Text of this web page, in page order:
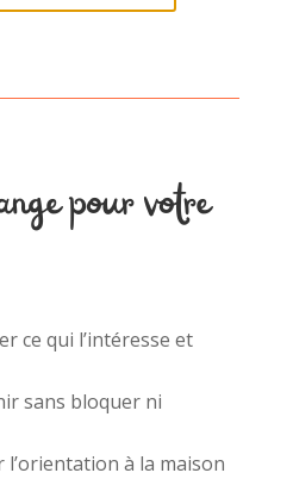
pour votre
ce qui l’intéresse et
sans bloquer ni
l’orientation à la maison